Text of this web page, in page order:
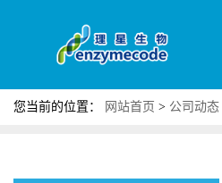
您当前的位置： 网站首页 > 公司动态